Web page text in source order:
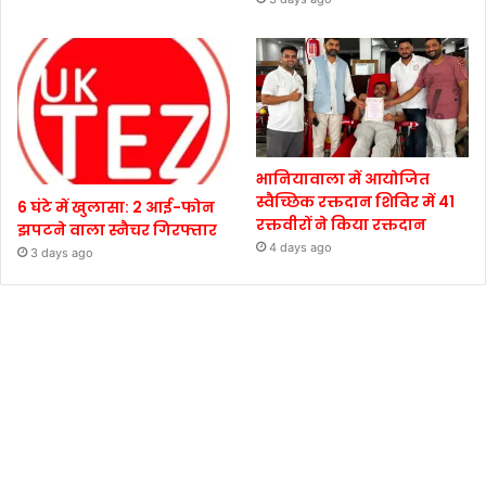
6 घंटे में खुलासा: 2 आई-फोन
झपटने वाला स्नैचर गिरफ्तार
3 days ago
भानियावाला में आयोजित
स्वैच्छिक रक्तदान शिविर में 41
रक्तवीरों ने किया रक्तदान
4 days ago